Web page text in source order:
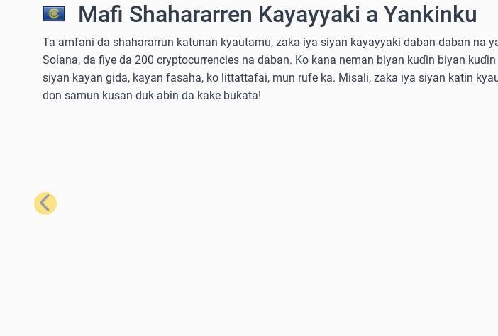
Mafi Shahararren Kayayyaki a Yankinku
Ta amfani da shahararrun katunan kyautamu, zaka iya siyan kayayyaki daban-daban na
Solana, da fiye da 200 cryptocurrencies na daban. Ko kana neman biyan kuɗin biyan
siyan kayan gida, kayan fasaha, ko littattafai, mun rufe ka. Misali, zaka iya siyan katin
don samun kusan duk abin da kake buƙata!
Na Baya